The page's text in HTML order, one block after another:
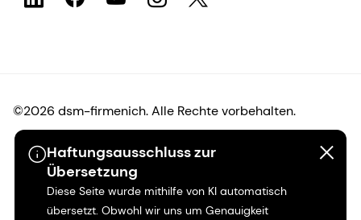
Haftungsausschluss zur
Übersetzung
Diese Seite wurde mithilfe von KI automatisch
übersetzt. Obwohl wir uns um Genauigkeit
©2026 dsm-firmenich. Alle Rechte vorbehalten.
Hinweis zum Datenschutz
Bedingungen für die Nutzung